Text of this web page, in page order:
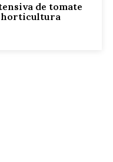
de tomate
horticultura